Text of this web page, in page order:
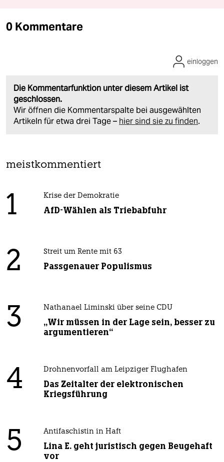
0 Kommentare
Die Kommentarfunktion unter diesem Artikel ist
geschlossen.
Wir öffnen die Kommentarspalte bei ausgewählten
Artikeln für etwa drei Tage – hier sind sie zu finden.
einloggen
meistkommentiert
1 Krise der Demokratie
AfD-Wählen als Triebabfuhr
2 Streit um Rente mit 63
Passgenauer Populismus
3 Nathanael Liminski über seine CDU
„Wir müssen in der Lage sein, besser zu
argumentieren“
4 Drohnenvorfall am Leipziger Flughafen
Das Zeitalter der elektronischen
Kriegsführung
5 Antifaschistin in Haft
Lina E. geht juristisch gegen Beugehaft
vor